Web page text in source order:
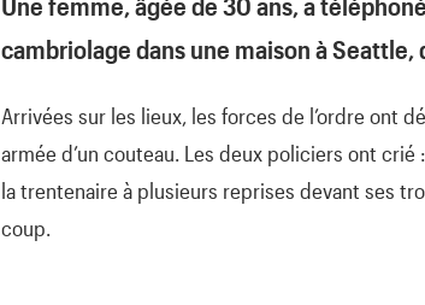
cambriolage dans une maison à
Arrivées sur les lieux, les forces de l’ordre ont
armée d’un couteau. Les deux policiers ont
la trentenaire à plusieurs reprises devant ses
coup.